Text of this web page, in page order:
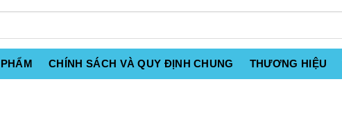
CHÍNH SÁCH VÀ QUY ĐỊNH CHUNG THƯƠNG HIỆU